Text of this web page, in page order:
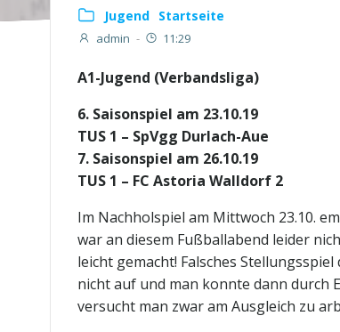
Jugend Startseite
admin - 11:29
A1-Jugend (Verbandsliga)
6. Saisonspiel am 23.10.19
TUS 1 – SpVgg Durlach-
7. Saisonspiel am 26.10.19
TUS 1 – FC Astoria Walldorf 2
Im Nachholspiel am Mittwoch 23.10.
war an diesem Fußballabend leider
leicht gemacht! Falsches
nicht auf und man konnte dann durch
versucht man zwar am Ausgleich zu